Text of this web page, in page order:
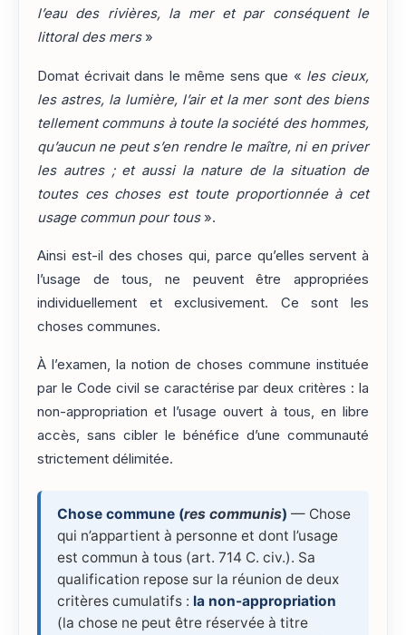
l’eau des rivières, la mer et par conséquent le
littoral des mers»
Domat écrivait dans le même sens que « les cieux,
les astres, la lumière, l’air et la mer sont des biens
tellement communs à toute la société des hommes,
qu’aucun ne peut s’en rendre le maître, ni en priver
les autres ; et aussi la nature de la situation de
toutes ces choses est toute proportionnée à cet
usage commun pour tous».
Ainsi est-il des choses qui, parce qu’elles servent à
l’usage de tous, ne peuvent être appropriées
individuellement et exclusivement. Ce sont les
choses communes.
À l’examen, la notion de choses commune instituée
par le Code civil se caractérise par deux critères : la
non-appropriation et l’usage ouvert à tous, en libre
accès, sans cibler le bénéfice d’une communauté
strictement délimitée.
Chose commune (res communis) — Chose
qui n’appartient à personne et dont l’usage
est commun à tous (art. 714 C. civ.). Sa
qualification repose sur la réunion de deux
critères cumulatifs : la non-appropriation
(la chose ne peut être réservée à titre